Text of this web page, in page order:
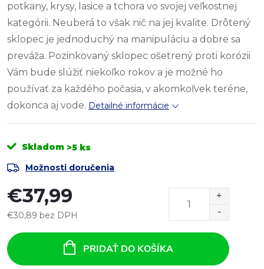
potkany, krysy, lasice a tchora vo svojej veľkostnej
kategórii. Neuberá to však nič na jej kvalite. Drôtený
sklopec je jednoduchý na manipuláciu a dobre sa
preváža. Pozinkovaný sklopec ošetrený proti korózii
Vám bude slúžiť niekoľko rokov a je možné ho
používať za každého počasia, v akomkoľvek teréne,
dokonca aj vode. Detailné informácie
Skladom >5 ks
Možnosti doručenia
€37,99
€30,89 bez DPH
cena:
PRIDAŤ DO KOŠÍKA